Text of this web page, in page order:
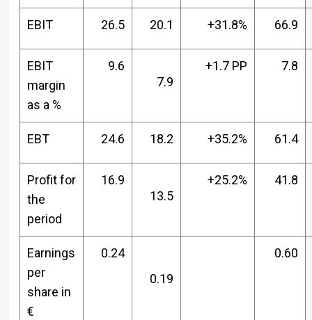
EBIT 26.5 20.1 +31.8% 66.9
EBIT
margin
as a %
9.6
7.9
+1.7 PP 7.8
EBT 24.6 18.2 +35.2% 61.4
Profit for
the
period
16.9
13.5
+25.2% 41.8
Earnings
per
share in
€
0.24
0.19
0.60